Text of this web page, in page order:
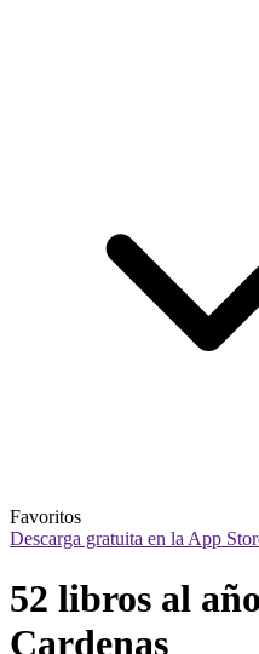
Favoritos
Descarga gratuita en la App
52 libros al
Cardenas